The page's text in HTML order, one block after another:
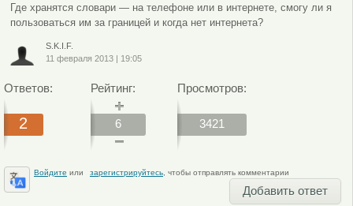
Где хранятся словари — на телефоне или в интернете, смогу ли я
пользоваться им за границей и когда нет интернета?
S.K.I.F.
11 февраля 2013| 19:05
Ответов:
2
Рейтинг:
6
Просмотров:
3421
Войдите или зарегистрируйтесь, чтобы отправлять комментарии
Добавить ответ